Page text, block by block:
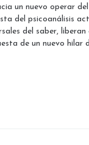
un nuevo operar
del psicoanálisis
del saber,
de un nuevo hilar